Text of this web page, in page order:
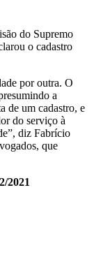
do Supremo
o cadastro
por outra. O
a
de um cadastro, e
do serviço à
diz Fabrício
que
2021